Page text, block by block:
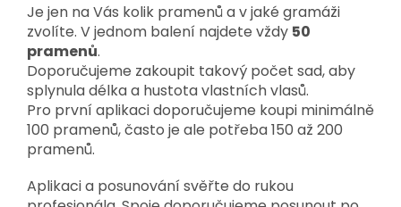
Je jen na Vás kolik pramenů a v jaké gramáži
zvolíte. V jednom balení najdete vždy 50
pramenů.
Doporučujeme zakoupit takový počet sad, aby
splynula délka a hustota vlastních vlasů.
Pro první aplikaci doporučujeme koupi minimálně
100 pramenů, často je ale potřeba 150 až 200
pramenů.
Aplikaci a posunování svěřte do rukou